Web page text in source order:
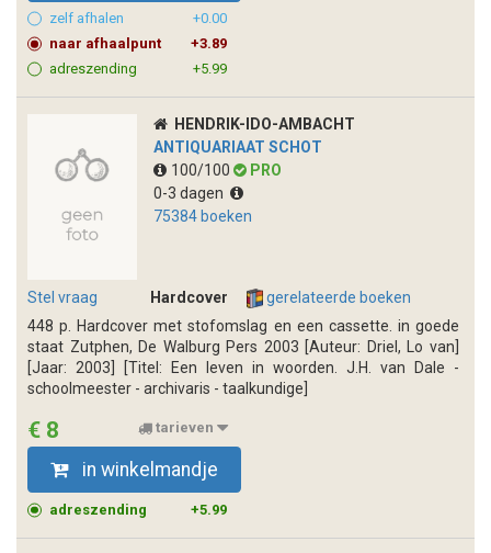
zelf afhalen
+0.00
naar afhaalpunt
+3.89
adreszending
+5.99
HENDRIK-IDO-AMBACHT
ANTIQUARIAAT SCHOT
100/100
PRO
0-3 dagen
75384 boeken
Stel vraag Hardcover
gerelateerde boeken
448 p. Hardcover met stofomslag en een cassette. in goede
staat Zutphen, De Walburg Pers 2003 [Auteur: Driel, Lo van]
[Jaar: 2003] [Titel: Een leven in woorden. J.H. van Dale -
schoolmeester - archivaris - taalkundige]
€ 8 tarieven
in winkelmandje
adreszending +5.99